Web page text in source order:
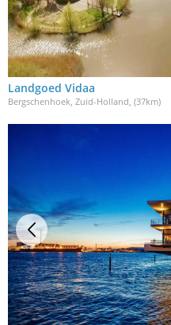
Landgoed Vidaa
Bergschenhoek, Zuid-Holland , (37km)